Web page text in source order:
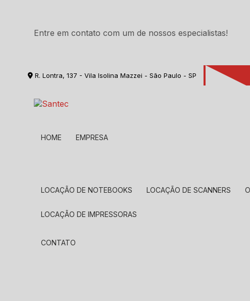
Entre em contato com um de nossos especialistas!
R. Lontra, 137 - Vila Isolina Mazzei - São Paulo - SP
HOME EMPRESA
LOCAÇÃO DE NOTEBOOKS LOCAÇÃO DE SCANNERS
LOCAÇÃO DE IMPRESSORAS
CONTATO